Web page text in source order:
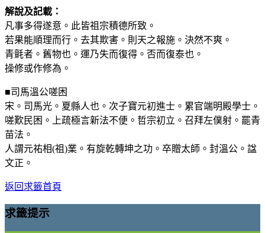
解說及記載：
凡事多得遂意。此皆祖宗積德所致。
若果能順理而行。去其欺害。則天之報施。決然不爽。
青氈者。舊物也。運乃失而復得。否而復泰也。
操修或作修為。
■司馬溫公嗟困
宋。司馬光。夏縣人也。次子寶元初進士。累官端明殿學士。
嗟歎民困。上疏極言新法不便。哲宗初立。召拜左僕射。罷青
苗法。
人謂元祐相(祖)業。有旋乾轉坤之功。卒贈太師。封溫公。諡
文正。
返回求籤首頁
求籤提示